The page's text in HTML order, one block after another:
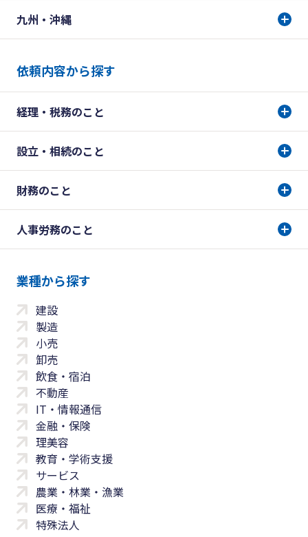
九州・沖縄
依頼内容から探す
経理・税務のこと
設立・相続のこと
財務のこと
人事労務のこと
業種から探す
建設
製造
小売
卸売
飲食・宿泊
不動産
IT・情報通信
金融・保険
理美容
教育・学術支援
サービス
農業・林業・漁業
医療・福祉
特殊法人